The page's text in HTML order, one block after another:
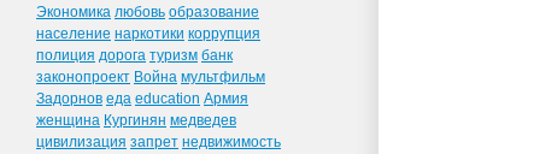
Экономика любовь образование
население наркотики коррупция
полиция дорога туризм банк
законопроект Война мультфильм
Задорнов еда education Армия
женщина Кургинян медведев
цивилизация запрет недвижимость